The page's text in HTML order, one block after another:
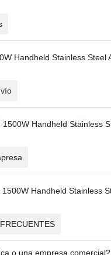
o una empresa comercial?